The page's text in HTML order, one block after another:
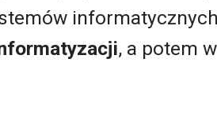
informatycznych
, a potem